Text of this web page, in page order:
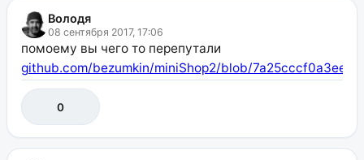
Володя
08 сентября 2017, 17:06
помоему вы чего то перепутали
github.com/bezumkin/miniShop2/blob/
0